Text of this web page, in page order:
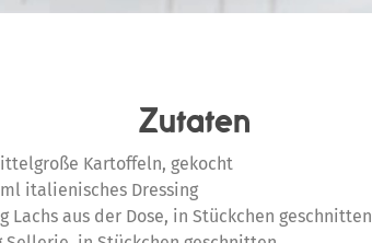
Zutaten
Kartoffeln, gekocht
ml italienisches Dressing
Lachs aus der Dose, in Stückchen geschnitten